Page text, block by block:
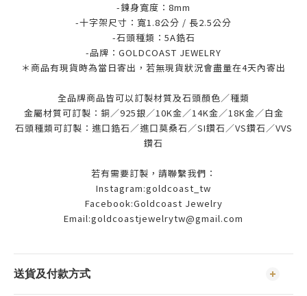
-鍊身寬度：8mm
-十字架尺寸：寬1.8公分 / 長2.5公分
-石頭種類：5A鋯石
-品牌： GOLDCOAST JEWELRY
＊商品有現貨時為當日寄出，若無現貨狀況會盡量在4天內寄出
全品牌商品皆可以訂製材質及石頭顏色／種類
金屬材質可訂製：銅／925銀／10K金／14K金／18K金／白金
石頭種類可訂製：進口鋯石／進口莫桑石／SI鑽石／VS鑽石／VVS
鑽石
若有需要訂製，請聯繫我們：
Instagram:goldcoast_tw
Facebook:Goldcoast Jewelry
Email:goldcoastjewelrytw@gmail.com
送貨及付款方式